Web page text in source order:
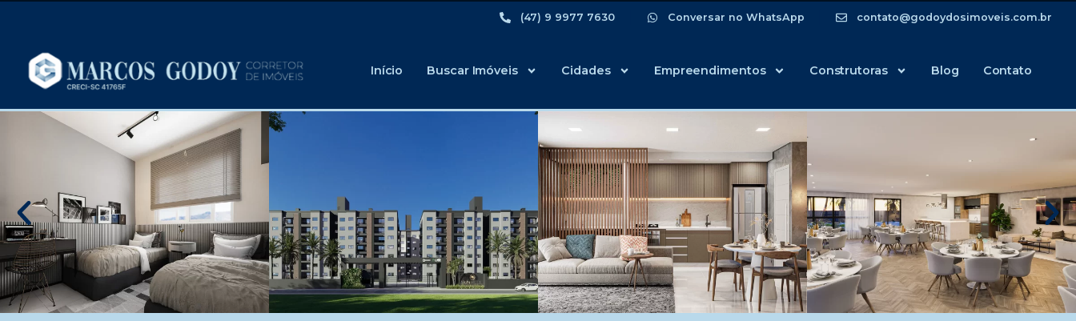
(47) 9 9977 7630 Conversar no WhatsApp contato@godoydosimoveis.com.br
Início Buscar Imóveis Cidades Empreendimentos Construtoras Blog Contato